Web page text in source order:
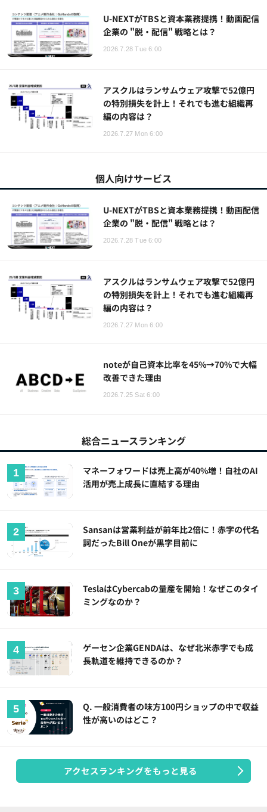
U-NEXTがTBSと資本業務提携！動画配信
企業の "脱・配信" 戦略とは？
2026.7.28 Tue 6:00
アスクルはランサムウェア攻撃で52億円
の特別損失を計上！それでも進む組織再
編の内容は？
2026.7.27 Mon 6:00
個人向けサービス
U-NEXTがTBSと資本業務提携！動画配信
企業の "脱・配信" 戦略とは？
2026.7.28 Tue 6:00
アスクルはランサムウェア攻撃で52億円
の特別損失を計上！それでも進む組織再
編の内容は？
2026.7.27 Mon 6:00
noteが自己資本比率を45%→70%で大幅
改善できた理由
2026.7.25 Sat 6:00
総合ニュースランキング
マネーフォワードは売上高が40%増！自社のAI
活用が売上成長に直結する理由
Sansanは営業利益が前年比2倍に！赤字の代名
詞だったBill Oneが黒字目前に
TeslaはCybercabの量産を開始！なぜこのタイ
ミングなのか？
ゲーセン企業GENDAは、なぜ北米赤字でも成
長軌道を維持できるのか？
Q. 一般消費者の味方100円ショップの中で収益
性が高いのはどこ？
アクセスランキングをもっと見る